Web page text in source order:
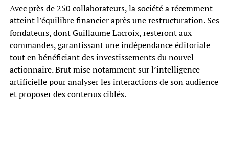
Avec près de 250 collaborateurs, la société a récemment
atteint l’équilibre financier après une restructuration. Ses
fondateurs, dont Guillaume Lacroix, resteront aux
commandes, garantissant une indépendance éditoriale
tout en bénéficiant des investissements du nouvel
actionnaire. Brut mise notamment sur l’intelligence
artificielle pour analyser les interactions de son audience
et proposer des contenus ciblés.